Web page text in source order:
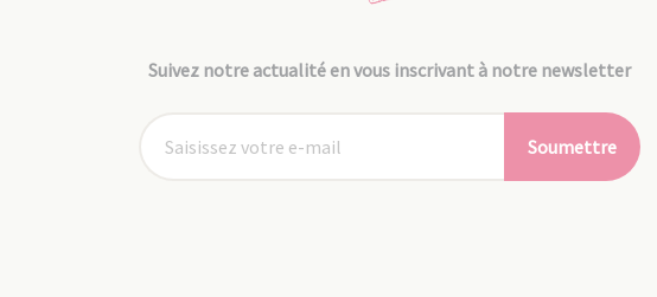
Suivez notre actualité en vous inscrivant à notre newsletter
Soumettre